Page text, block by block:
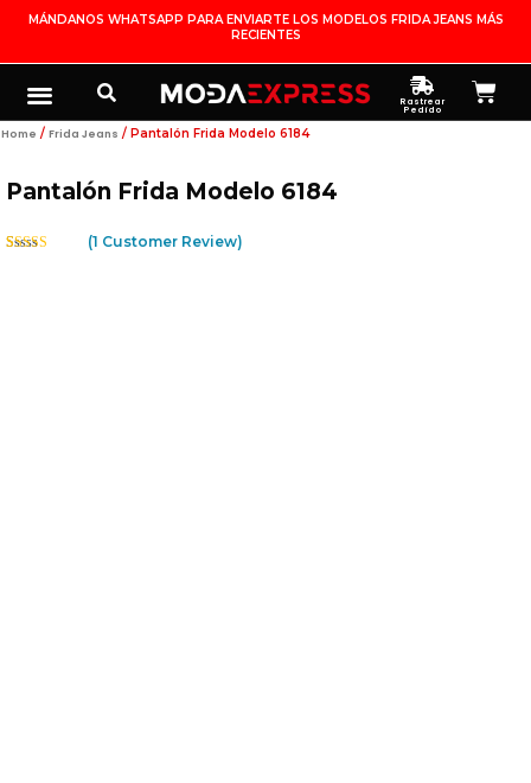
Contenido
MÁNDANOS WHATSAPP PARA ENVIARTE LOS MODELOS FRIDA JEANS MÁS
RECIENTES
MenuSearch Rastrear
Pedido
Home / Frida Jeans / Pantalón Frida Modelo 6184
Pantalón Frida Modelo 6184
(1 Customer Review)